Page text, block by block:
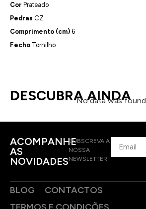
Cor Prateado
Pedras CZ
Comprimento (cm) 6
Fecho Tornilho
DESCUBRA AINDA
No data was found
ACOMPANHE
AS
NOVIDADES
SUBSCREVA A
NOSSA
NEWSLETTER
BLOG
CONTACTOS